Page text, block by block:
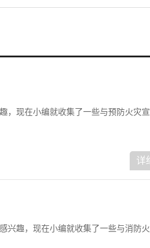
，现在小编就收集了一些与预防火灾
详
兴趣，现在小编就收集了一些与消防